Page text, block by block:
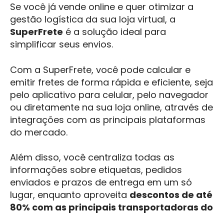
Se você já vende online e quer otimizar a
gestão logística da sua loja virtual, a
SuperFrete é a solução ideal para
simplificar seus envios.
Com a SuperFrete, você pode calcular e
emitir fretes de forma rápida e eficiente, seja
pelo aplicativo para celular, pelo navegador
ou diretamente na sua loja online, através de
integrações com as principais plataformas
do mercado.
Além disso, você centraliza todas as
informações sobre etiquetas, pedidos
enviados e prazos de entrega em um só
lugar, enquanto aproveita descontos de até
80% com as principais transportadoras do